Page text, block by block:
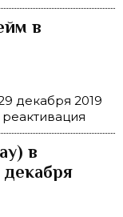
в
декабря 2019
в